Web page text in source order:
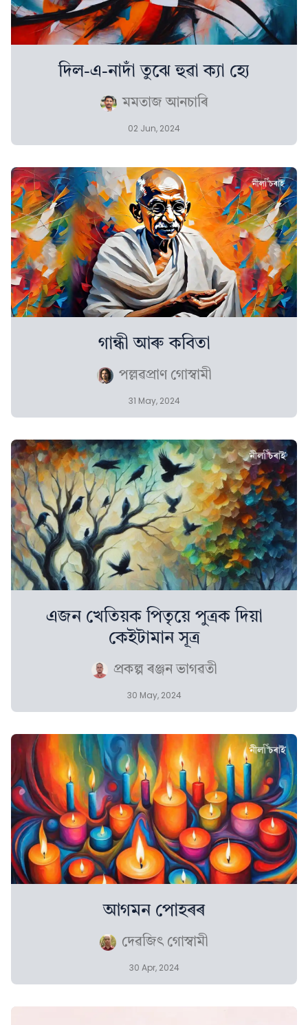
দিল-এ-নাদাঁ তুঝে হুৱা ক্যা হ্যে
মমতাজ আনচাৰি
02 Jun, 2024
গান্ধী আৰু কবিতা
পল্লৱপ্ৰাণ গোস্বামী
31 May, 2024
এজন খেতিয়ক পিতৃয়ে পুত্ৰক দিয়া
কেইটামান সূত্ৰ
প্ৰকল্প ৰঞ্জন ভাগৱতী
30 May, 2024
আগমন পোহৰৰ
দেৱজিৎ গোস্বামী
30 Apr, 2024